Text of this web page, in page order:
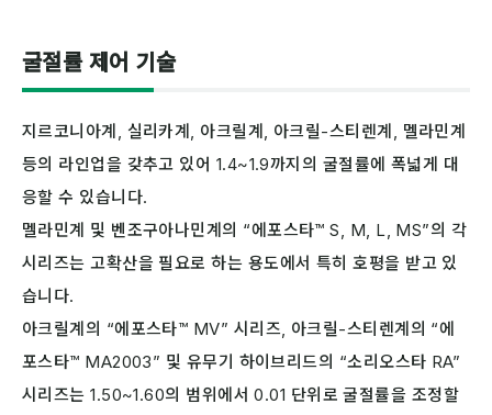
굴절률 제어 기술
지르코니아계, 실리카계, 아크릴계, 아크릴-스티렌계, 멜라민계
등의 라인업을 갖추고 있어 1.4~1.9까지의 굴절률에 폭넓게 대
응할 수 있습니다.
멜라민계 및 벤조구아나민계의 “에포스타™ S, M, L, MS”의 각
시리즈는 고확산을 필요로 하는 용도에서 특히 호평을 받고 있
습니다.
아크릴계의 “에포스타™ MV” 시리즈, 아크릴-스티렌계의 “에
포스타™ MA2003” 및 유무기 하이브리드의 “소리오스타 RA”
시리즈는 1.50~1.60의 범위에서 0.01 단위로 굴절률을 조정할